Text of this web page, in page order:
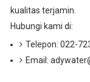
kualitas terjamin.
Hubungi kami di:
Telepon: 022-
Email: